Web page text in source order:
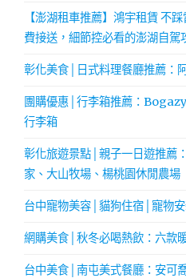
【澎湖租車推薦】鴻宇租賃 不
費接送，細節控必看的澎湖自駕
彰化美食│日式料理餐廳推薦：
團購優惠│行李箱推薦：
行李箱
彰化旅遊景點│親子一日遊推薦
家、大山牧場、楊桃園休閒農場
台中寵物美容│貓狗住宿│寵物
網購美食│秋冬必喝熱飲：六款
台中美食│南屯美式餐廳：安可